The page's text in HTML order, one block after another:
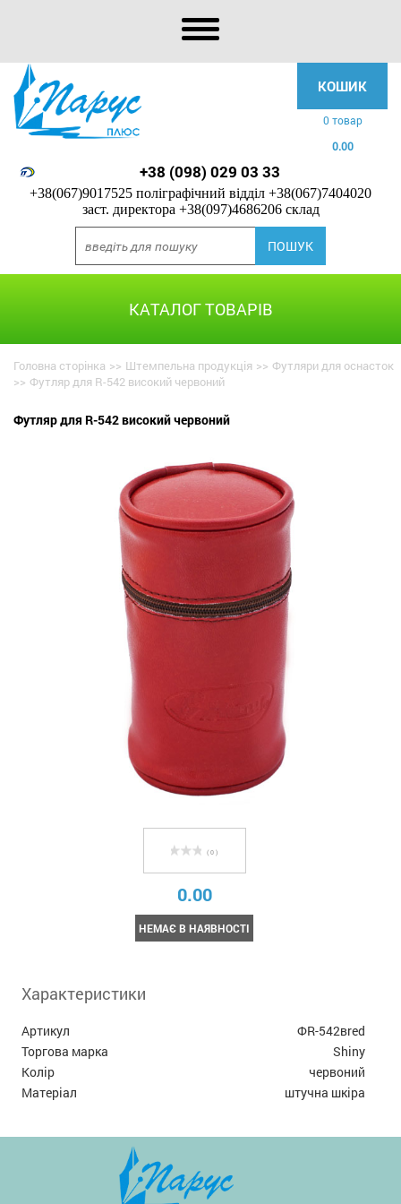
КОШИК
0 товар
0.00
+38 (098) 029 03 33
+38(067)9017525 поліграфічний відділ +38(067)7404020
заст. директора +38(097)4686206 склад
КАТАЛОГ ТОВАРІВ
Головна сторінка >> Штемпельна продукція >> Футляри для оснасток
>> Футляр для R-542 високий червоний
Футляр для R-542 високий червоний
( 0 )
0.00
НЕМАЄ В НАЯВНОСТІ
Характеристики
Артикул
ФR-542вred
Торгова марка
Shiny
Колір
червоний
Матеріал
штучна шкіра